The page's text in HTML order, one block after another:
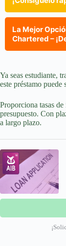
La Mejor
Chartered –
Ya seas estudiante,
este préstamo puede
Proporciona tasas
presupuesto. Con
a largo plazo.